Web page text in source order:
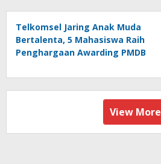
Telkomsel Jaring Anak Muda
Bertalenta, 5 Mahasiswa Raih
Penghargaan Awarding PMDB
View More